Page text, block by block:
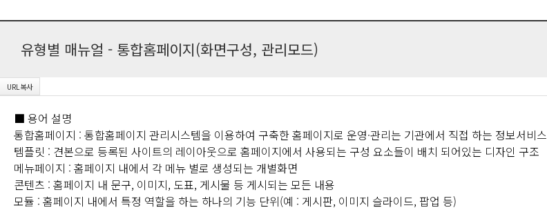
유형별 매뉴얼 - 통합홈페이지(화면구성, 관리모드)
■ 용어 설명
통합홈페이지 : 통합홈페이지 관리시스템을 이용하여 구축한 홈페이지로 운영·관리는 기관에서 직접 하는 정보서비스
템플릿 : 견본으로 등록된 사이트의 레이아웃으로 홈페이지에서 사용되는 구성 요소들이 배치 되어있는 디자인 구조
메뉴페이지 : 홈페이지 내에서 각 메뉴 별로 생성되는 개별화면
콘텐츠 : 홈페이지 내 문구, 이미지, 도표, 게시물 등 게시되는 모든 내용
모듈 : 홈페이지 내에서 특정 역할을 하는 하나의 기능 단위(예 : 게시판, 이미지 슬라이드, 팝업 등)